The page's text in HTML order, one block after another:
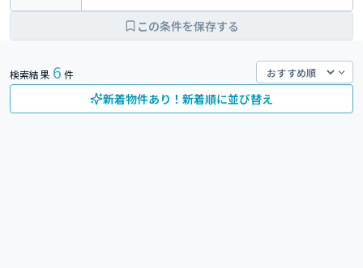
この条件を保存する
検索結果 6 件
新着物件あり！新着順に並び替え